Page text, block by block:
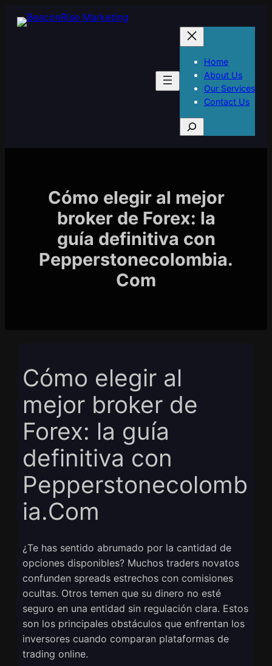
Home
About Us
Our Services
Contact Us
e
a
Cómo elegir al mejor
broker de Forex: la
guía definitiva con
Pepperstonecolombia.
Com
Cómo elegir al
mejor broker de
Forex: la guía
definitiva con
Pepperstonecolomb
ia.Com
¿Te has sentido abrumado por la cantidad de
opciones disponibles? Muchos traders novatos
confunden spreads estrechos con comisiones
ocultas. Otros temen que su dinero no esté
seguro en una entidad sin regulación clara. Estos
son los principales obstáculos que enfrentan los
inversores cuando comparan plataformas de
trading online.